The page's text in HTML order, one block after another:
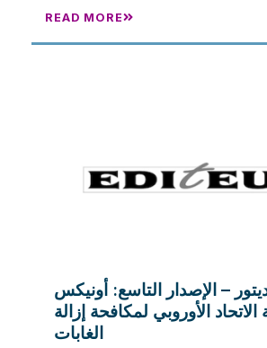
READ MORE
– الإصدار التاسع: أونيكس
الاتحاد الأوروبي لمكافحة إزالة
الغابات